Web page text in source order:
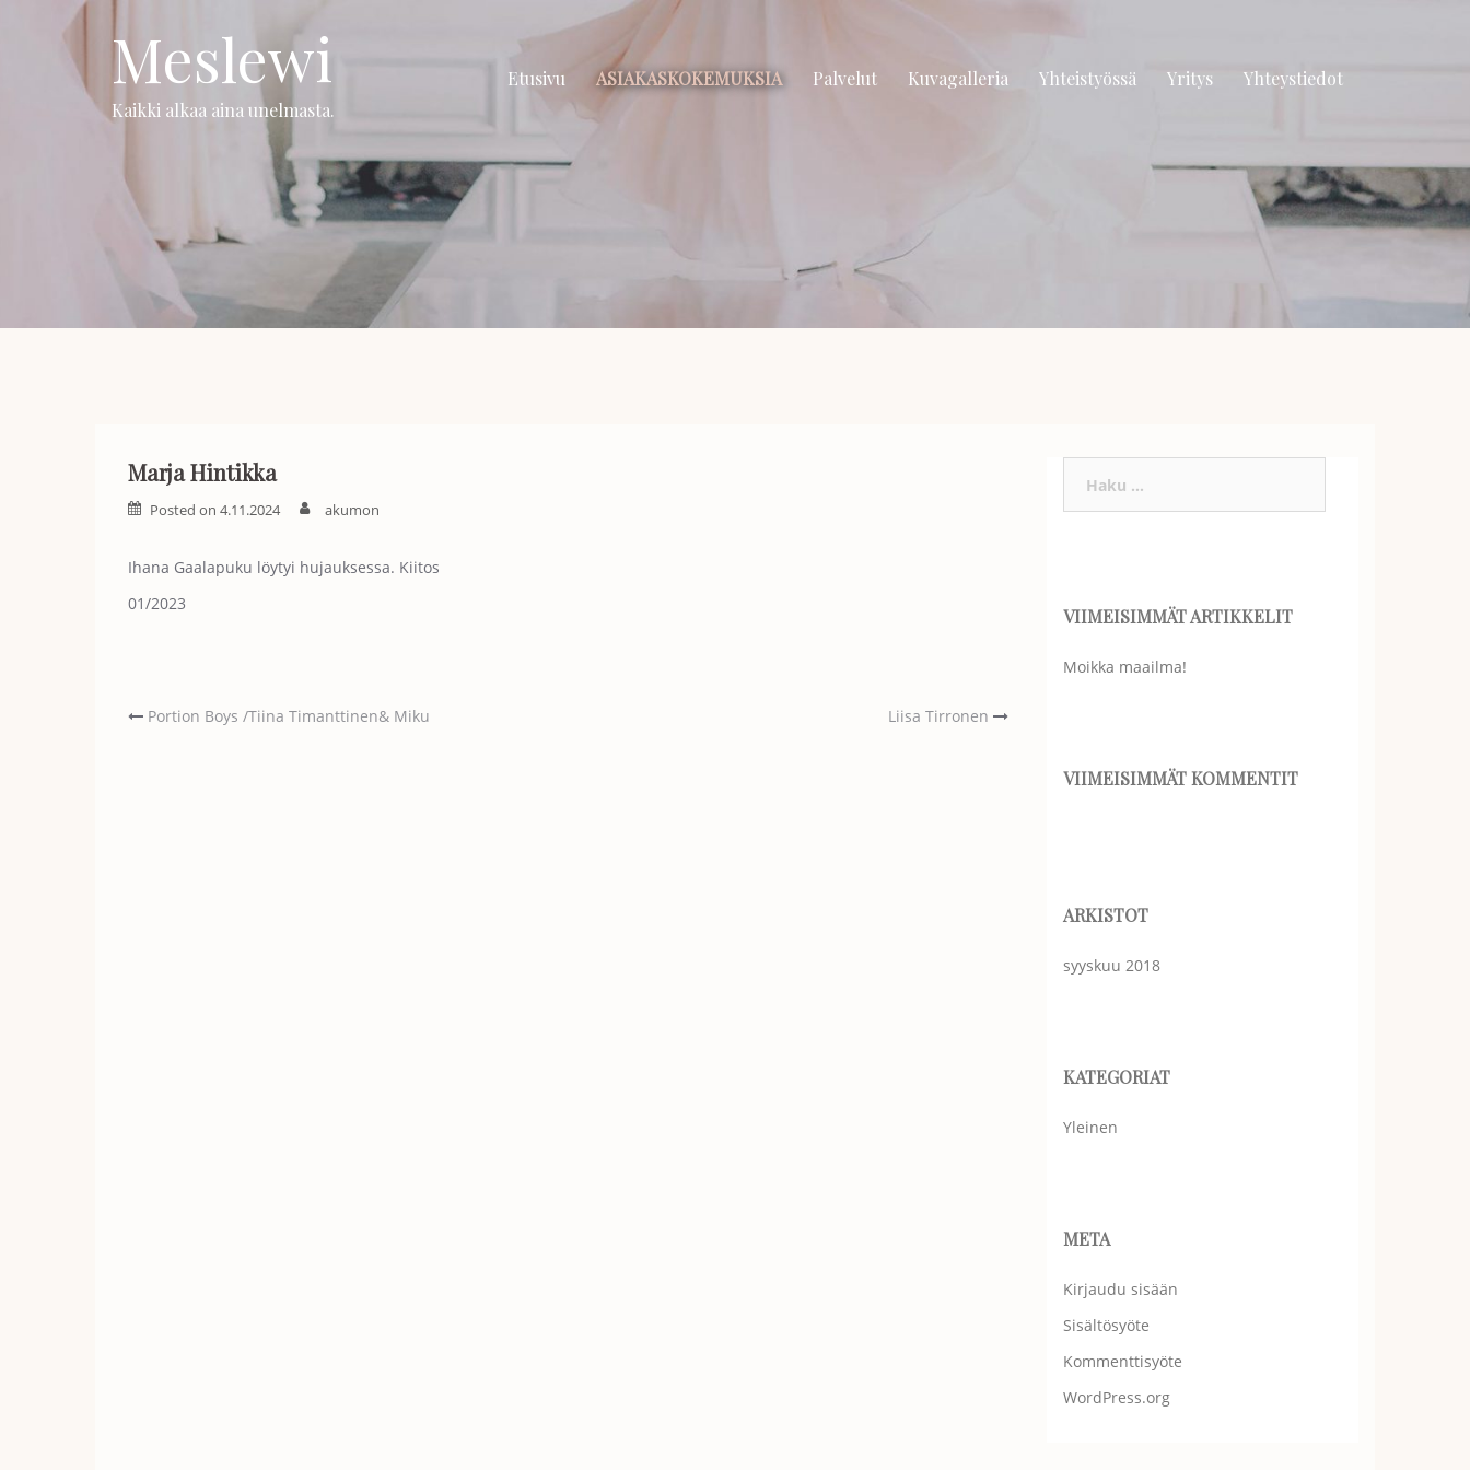
Meslewi
Kaikki alkaa aina unelmasta.
Etusivu ASIAKASKOKEMUKSIA Palvelut Kuvagalleria Yhteistyössä Yritys Yhteystiedot
Marja Hintikka
Posted on 4.11.2024 akumon
Ihana Gaalapuku löytyi hujauksessa. Kiitos
01/2023
Post
Portion Boys /Tiina Timanttinen& Miku Liisa Tirronen
VIIMEISIMMÄT ARTIKKELIT
Moikka maailma!
VIIMEISIMMÄT KOMMENTIT
ARKISTOT
syyskuu 2018
KATEGORIAT
Yleinen
META
Kirjaudu sisään
Sisältösyöte
Kommenttisyöte
WordPress.org